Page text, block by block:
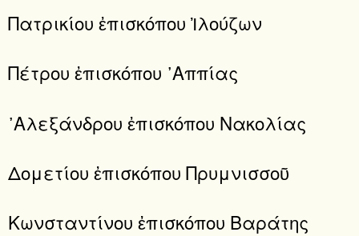
Πατρικίου ἐπισκόπου Ἰλούζων
Πέτρου ἐπισκόπου ᾿Αππίας
᾿Αλεξάνδρου ἐπισκόπου Νακολίας
Δομετίου ἐπισκόπου Πρυμνισσοῦ
Κωνσταντίνου ἐπισκόπου Βαράτης